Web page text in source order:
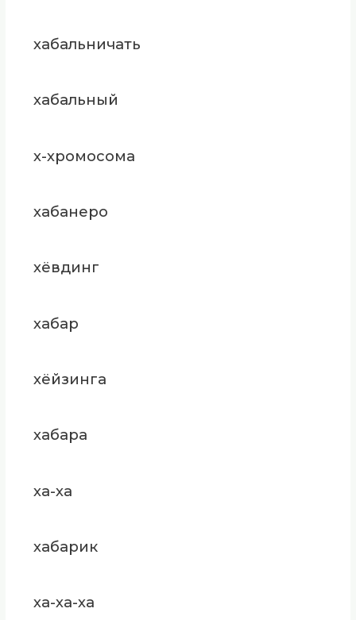
хабальничать
хабальный
х-хромосома
хабанеро
хёвдинг
хабар
хёйзинга
хабара
ха-ха
хабарик
ха-ха-ха